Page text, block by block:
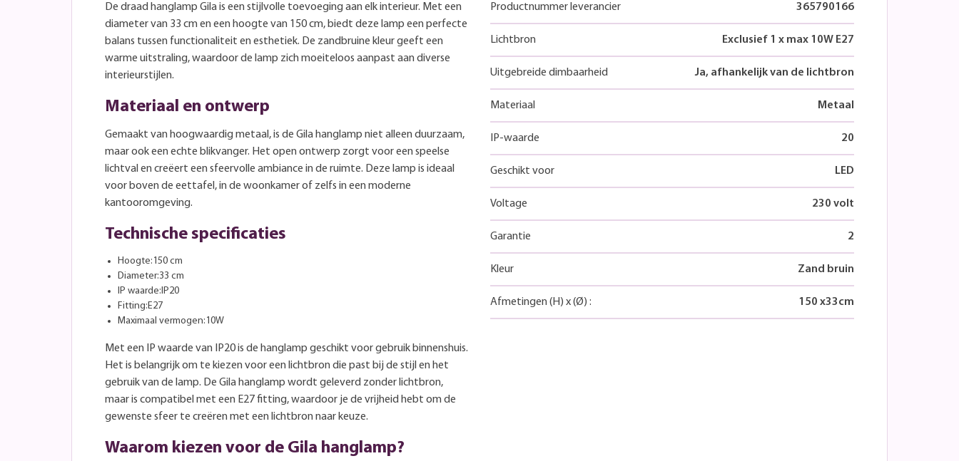
De draad hanglamp Gila is een stijlvolle toevoeging aan elk interieur. Met een
diameter van 33 cm en een hoogte van 150 cm, biedt deze lamp een perfecte
balans tussen functionaliteit en esthetiek. De zandbruine kleur geeft een
warme uitstraling, waardoor de lamp zich moeiteloos aanpast aan diverse
interieurstijlen.
Materiaal en ontwerp
Gemaakt van hoogwaardig metaal, is de Gila hanglamp niet alleen duurzaam,
maar ook een echte blikvanger. Het open ontwerp zorgt voor een speelse
lichtval en creëert een sfeervolle ambiance in de ruimte. Deze lamp is ideaal
voor boven de eettafel, in de woonkamer of zelfs in een moderne
kantooromgeving.
Technische specificaties
Hoogte:150 cm
Diameter:33 cm
IP waarde:IP20
Fitting:E27
Maximaal vermogen:10W
Met een IP waarde van IP20 is de hanglamp geschikt voor gebruik binnenshuis.
Het is belangrijk om te kiezen voor een lichtbron die past bij de stijl en het
gebruik van de lamp. De Gila hanglamp wordt geleverd zonder lichtbron,
maar is compatibel met een E27 fitting, waardoor je de vrijheid hebt om de
gewenste sfeer te creëren met een lichtbron naar keuze.
Waarom kiezen voor de Gila hanglamp?
Productnummer leverancier 365790166
Lichtbron Exclusief 1 x max 10W E27
Uitgebreide dimbaarheid Ja, afhankelijk van de lichtbron
Materiaal Metaal
IP-waarde 20
Geschikt voor LED
Voltage 230 volt
Garantie 2
Kleur Zand bruin
Afmetingen (H) x(Ø) : 150 x33cm